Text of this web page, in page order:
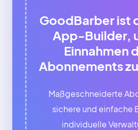
GoodBarber ist
App-Builder,
Einnahmen
Abonnements
Maßgeschneiderte
sichere und einfache
individuelle